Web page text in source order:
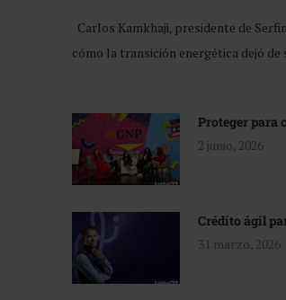
Carlos Kamkhaji, presidente de
cómo la transición energética dejó de
Proteger para
2 junio, 2026
Crédito ágil
31 marzo, 2026